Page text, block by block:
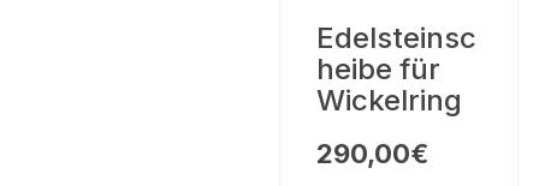
Edelsteinsc
heibe für
Wickelring
290,00€